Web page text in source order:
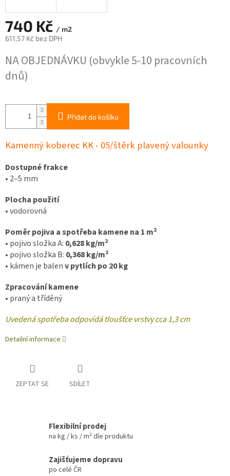
740 Kč / m2
611,57 Kč bez DPH
cena:
NA OBJEDNÁVKU (obvykle 5-10 pracovních
dnů)
Přidat do košíku
Kamenný koberec KK - 05/štěrk plavený valounky
Dostupné frakce
• 2–5 mm
Plocha použití
•vodorovná
Poměr pojiva a spotřeba kamene na 1 m²
• pojivo složka A: 0,628 kg/m²
• pojivo složka B: 0,368 kg/m²
• kámen je balenv pytlích po 20 kg
Zpracování kamene
• praný a tříděný
Uvedená spotřeba odpovídá tloušťce vrstvy cca 1,3 cm
Detailní informace
ZEPTAT SE SDÍLET
Flexibilní prodej
na kg / ks / m² dle produktu
Zajišťujeme dopravu
po celé ČR